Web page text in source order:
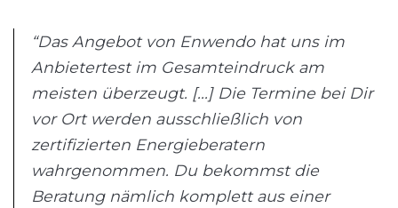
“Das Angebot von Enwendo hat uns im
Anbietertest im Gesamteindruck am
meisten überzeugt. [...] Die Termine bei Dir
vor Ort werden ausschließlich von
zertifizierten Energieberatern
wahrgenommen. Du bekommst die
Beratung nämlich komplett aus einer